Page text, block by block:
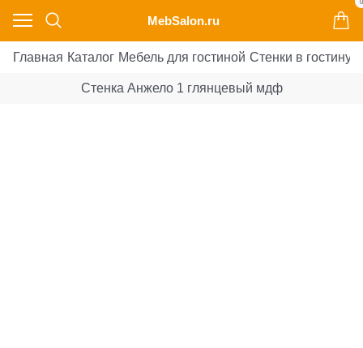
MebSalon.ru
0
Главная Каталог Мебель для гостиной Стенки в гостиную
Стенка Анжело 1 глянцевый мдф